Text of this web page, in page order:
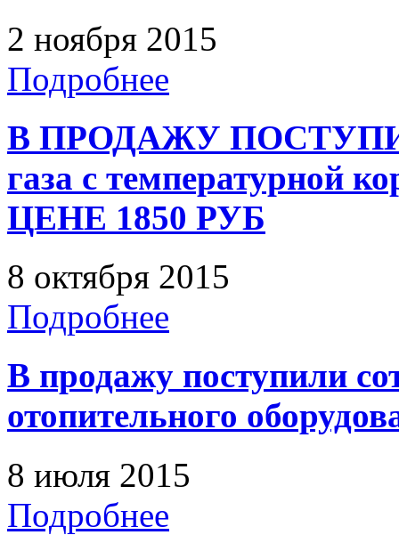
2 ноября 2015
Подробнее
В ПРОДАЖУ
газа с температурной
ЦЕНЕ 1850 РУБ
8 октября 2015
Подробнее
В продажу поступили
отопительного
8 июля 2015
Подробнее